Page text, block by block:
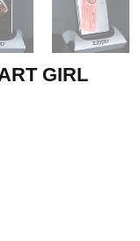
GIRL